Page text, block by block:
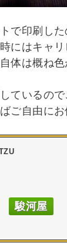
で印刷し
にはキャ
体は概ね
ているの
ご自由にお
駿河屋